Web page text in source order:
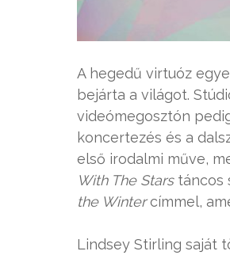
A hegedű virtuóz
bejárta a világot.
videómegosztón
koncertezés és a
első irodalmi műve,
With The Starstáncos
the Wintercímmel,
Lindsey Stirling saját